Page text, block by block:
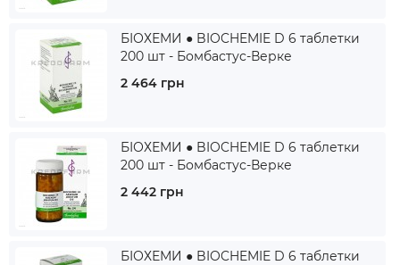
БІОХЕМИ ● BIOCHEMIE D 6 таблетки
200 шт - Бомбастус-Верке
2 464 грн
БІОХЕМИ ● BIOCHEMIE D 6 таблетки
200 шт - Бомбастус-Верке
2 442 грн
БІОХЕМИ ● BIOCHEMIE D 6 таблетки